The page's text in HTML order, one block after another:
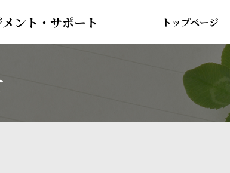
ント・サポート トップページ